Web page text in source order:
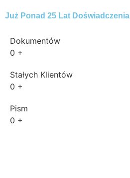
Już Ponad 25 Lat Doświadczenia
Dokumentów
0 +
Stałych Klientów
0 +
Pism
0 +